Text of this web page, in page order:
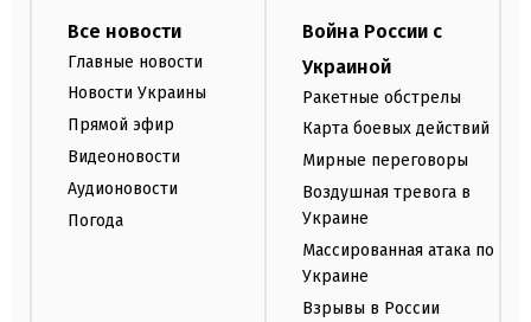
Все новости
Главные новости
Новости Украины
Прямой эфир
Видеоновости
Аудионовости
Погода
Война России с
Украиной
Ракетные обстрелы
Карта боевых действий
Мирные переговоры
Воздушная тревога в
Украине
Массированная атака по
Украине
Взрывы в России